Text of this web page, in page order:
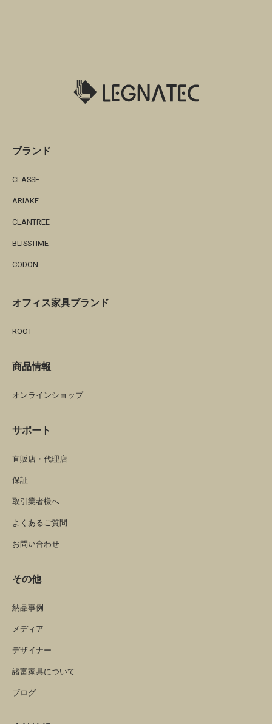
ブランド
CLASSE
ARIAKE
CLANTREE
BLISSTIME
CODON
オフィス家具ブランド
ROOT
商品情報
オンラインショップ
サポート
直販店・代理店
保証
取引業者様へ
よくあるご質問
お問い合わせ
その他
納品事例
メディア
デザイナー
諸富家具について
ブログ